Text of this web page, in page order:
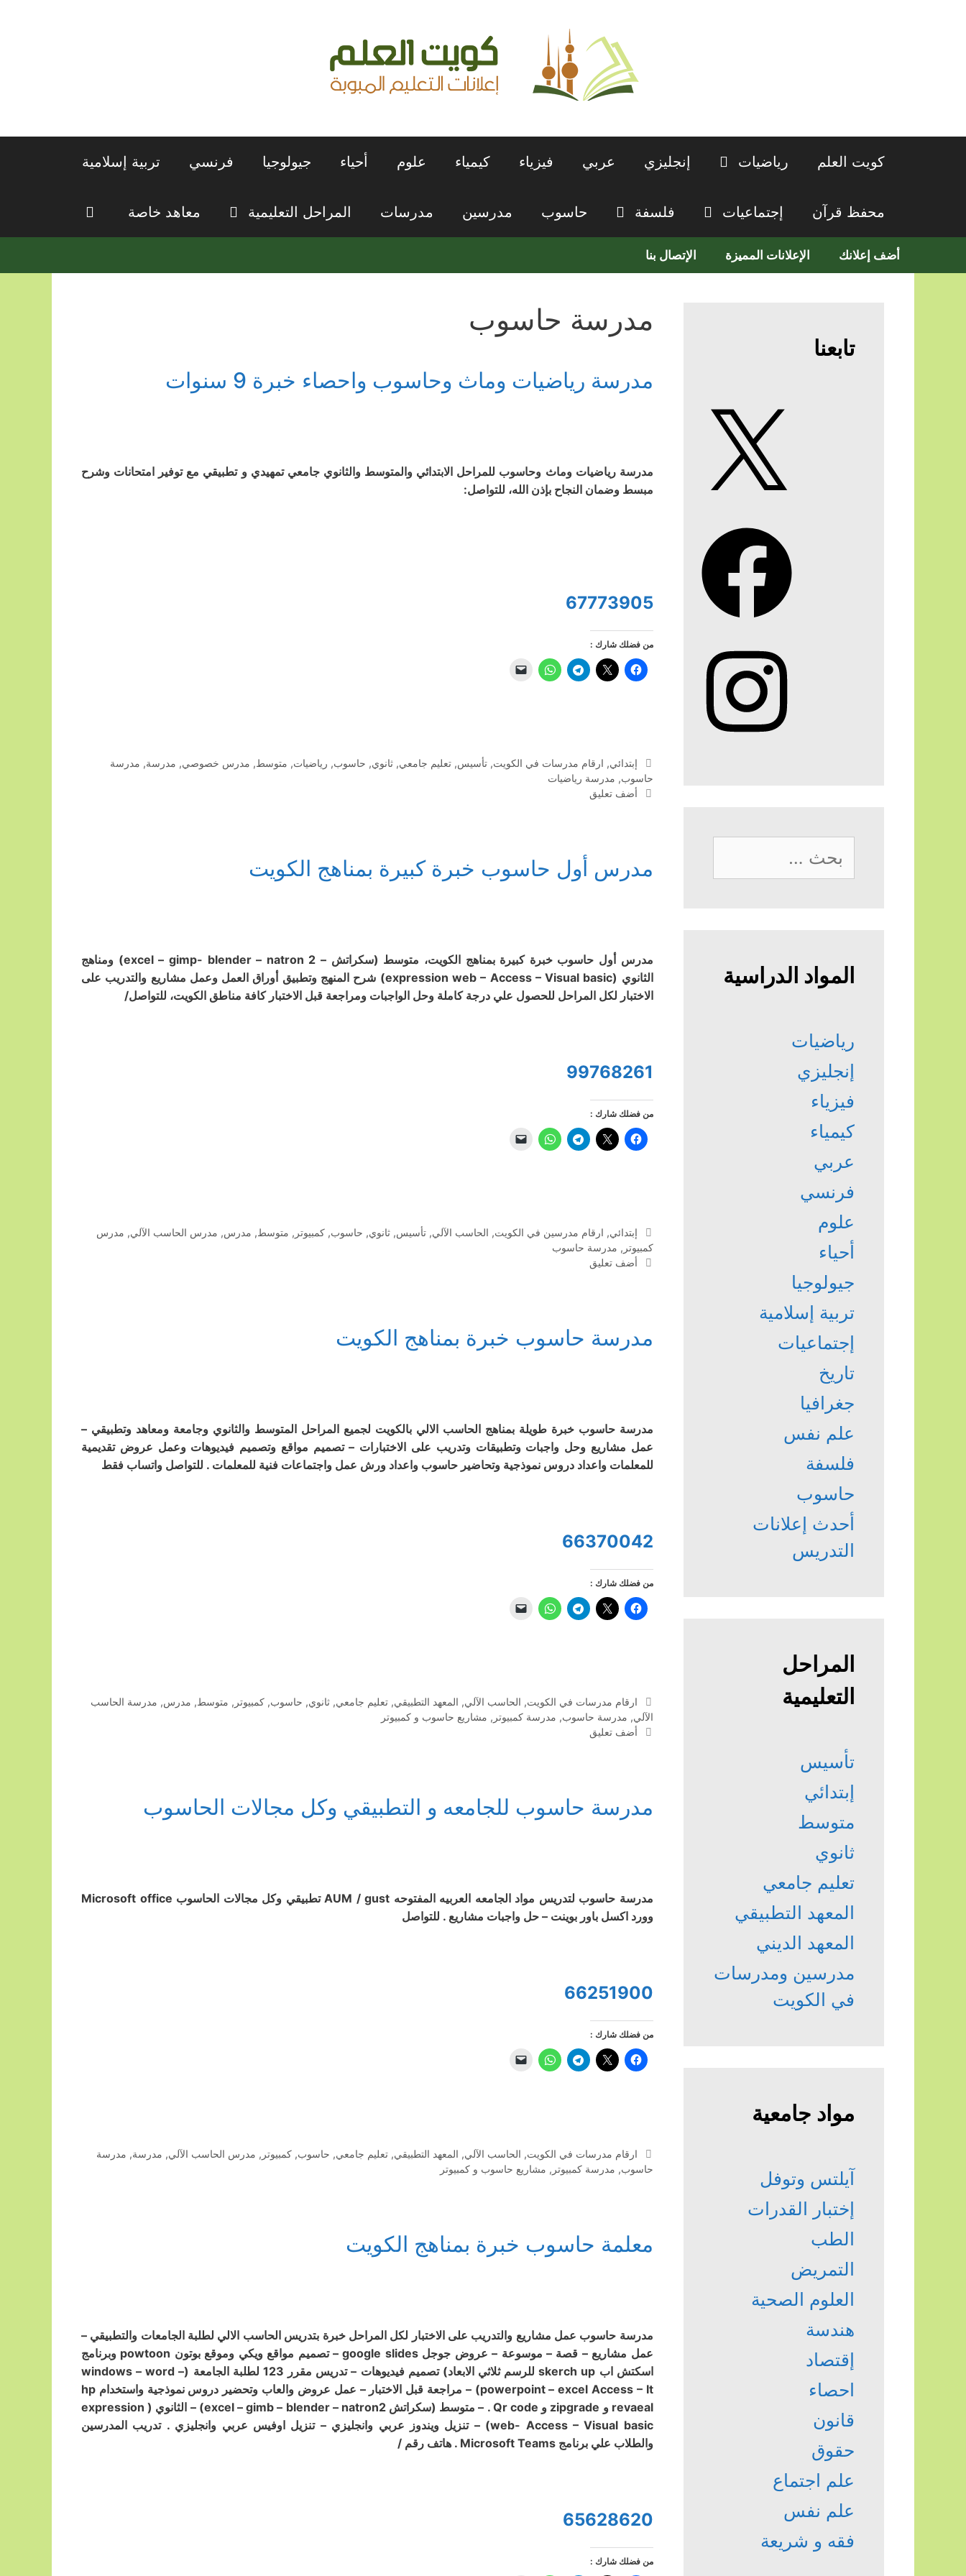
كويت العلم رياضيات إنجليزي عربي فيزياء كيمياء علوم أحياء جيولوجيا فرنسي تربية إسلامية
محفظ قرآن إجتماعيات فلسفة حاسوب مدرسين مدرسات المراحل التعليمية معاهد خاصة
أضف إعلانك الإعلانات المميزة الإتصال بنا
مدرسة حاسوب
مدرسة رياضيات وماث وحاسوب واحصاء خبرة 9 سنوات
مدرسة رياضيات وماث وحاسوب للمراحل الابتدائي والمتوسط والثانوي جامعي تمهيدي و تطبيقي مع توفير امتحانات وشرح
مبسط وضمان النجاح بإذن الله، للتواصل:
67773905
من فضلك شارك :
التصنيفات
إبتدائي, ارقام مدرسات في الكويت, تأسيس, تعليم جامعي, ثانوي, حاسوب, رياضيات, متوسط, مدرس خصوصي, مدرسة, مدرسة
حاسوب, مدرسة رياضيات
أضف تعليق
مدرس أول حاسوب خبرة كبيرة بمناهج الكويت
مدرس أول حاسوب خبرة كبيرة بمناهج الكويت، متوسط (سكراتش – excel – gimp- blender – natron 2) ومناهج
الثانوي (expression web – Access – Visual basic) شرح المنهج وتطبيق أوراق العمل وعمل مشاريع والتدريب على
الاختبار لكل المراحل للحصول علي درجة كاملة وحل الواجبات ومراجعة قبل الاختبار كافة مناطق الكويت، للتواصل/
99768261
من فضلك شارك :
التصنيفات
إبتدائي, ارقام مدرسين في الكويت, الحاسب الآلي, تأسيس, ثانوي, حاسوب, كمبيوتر , متوسط, مدرس, مدرس الحاسب الآلي, مدرس
كمبيوتر , مدرسة حاسوب
أضف تعليق
مدرسة حاسوب خبرة بمناهج الكويت
مدرسة حاسوب خبرة طويلة بمناهج الحاسب الالي بالكويت لجميع المراحل المتوسط والثانوي وجامعة ومعاهد وتطبيقي –
عمل مشاريع وحل واجبات وتطبيقات وتدريب على الاختبارات – تصميم مواقع وتصميم فيديوهات وعمل عروض تقديمية
للمعلمات واعداد دروس نموذجية وتحاضير حاسوب واعداد ورش عمل واجتماعات فنية للمعلمات . للتواصل واتساب فقط
66370042
من فضلك شارك :
التصنيفات
ارقام مدرسات في الكويت, الحاسب الآلي, المعهد التطبيقي, تعليم جامعي, ثانوي, حاسوب, كمبيوتر , متوسط, مدرس, مدرسة الحاسب
الآلي, مدرسة حاسوب, مدرسة كمبيوتر , مشاريع حاسوب و كمبيوتر
أضف تعليق
مدرسة حاسوب للجامعه و التطبيقي وكل مجالات الحاسوب
مدرسة حاسوب لتدريس مواد الجامعه العربيه المفتوحه AUM / gust تطبيقي وكل مجالات الحاسوب Microsoft office
وورد اكسل باور بوينت – حل واجبات مشاريع . للتواصل
66251900
من فضلك شارك :
التصنيفات
ارقام مدرسات في الكويت, الحاسب الآلي, المعهد التطبيقي, تعليم جامعي, حاسوب, كمبيوتر , مدرس الحاسب الآلي, مدرسة, مدرسة
حاسوب, مدرسة كمبيوتر , مشاريع حاسوب و كمبيوتر
معلمة حاسوب خبرة بمناهج الكويت
مدرسة حاسوب عمل مشاريع والتدريب على الاختبار لكل المراحل خبرة بتدريس الحاسب الالي لطلبة الجامعات والتطبيقي –
عمل مشاريع – قصة – موسوعة – عروض جوجل google slides – تصميم مواقع ويكي وموقع بوتون powtoon وبرنامج
اسكتش اب skerch up للرسم ثلاثي الابعاد) تصميم فيديوهات – تدريس مقرر 123 لطلبة الجامعة (windows – word –
powerpoint – excel Access – It) – مراجعة قبل الاختبار – عمل عروض والعاب وتحضير دروس نموذجية واستخدام hp
revaeal و zipgrade و Qr code . – متوسط (سكراتش excel – gimb – blender – natron2) – الثانوي ( expression
web- Access – Visual basic) – تنزيل ويندوز عربي وانجليزي – تنزيل اوفيس عربي وانجليزي . تدريب المدرسين
والطلاب علي برنامج Microsoft Teams . هاتف رقم /
65628620
من فضلك شارك :
تابعنا
Facebook
Instagram
البحث
عن:
المواد الدراسية
رياضيات
إنجليزي
فيزياء
كيمياء
عربي
فرنسي
علوم
أحياء
جيولوجيا
تربية إسلامية
إجتماعيات
تاريخ
جغرافيا
علم نفس
فلسفة
حاسوب
أحدث إعلانات
التدريس
المراحل
التعليمية
تأسيس
إبتدائي
متوسط
ثانوي
تعليم جامعي
المعهد التطبيقي
المعهد الديني
مدرسين ومدرسات
في الكويت
مواد جامعية
آيلتس وتوفل
إختبار القدرات
الطب
التمريض
العلوم الصحية
هندسة
إقتصاد
احصاء
قانون
حقوق
علم اجتماع
علم نفس
فقه و شريعة